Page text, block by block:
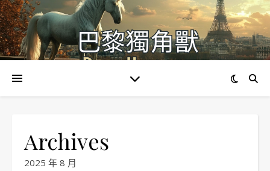
Archives
2025 年 8 月